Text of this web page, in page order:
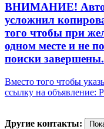
ВНИМАНИЕ! Автор
усложнил
того чтобы при
одном месте и не
поиски завершены.
Вместо того чтобы
ссылку на объявление:
Другие контакты: